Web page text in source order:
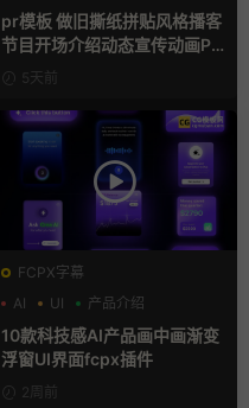
复古风
pr模板 做旧撕纸拼贴风格播客
节目开场介绍动态宣传动画PR
模版5天前
FCPX字幕
AI
UI 产品介绍
10款科技感AI产品画中画渐变
浮窗UI界面fcpx插件
2周前